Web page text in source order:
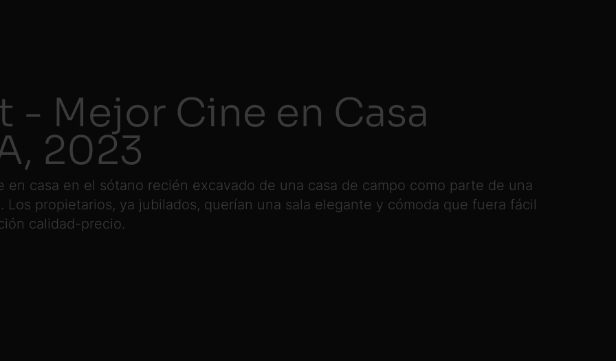
- Mejor Cine en Casa
2023
casa en el sótano recién excavado de una casa de campo como parte de una
propietarios, ya jubilados, querían una sala elegante y cómoda que fuera fácil
calidad-precio.